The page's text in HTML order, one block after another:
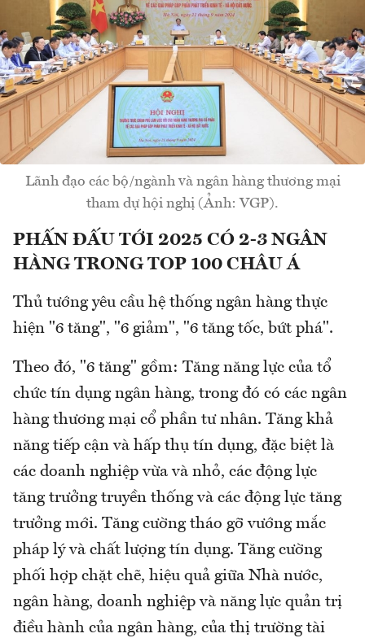
Lãnh đạo các bộ/ngành và ngân hàng thương mại
tham dự hội nghị (Ảnh: VGP).
PHẤN ĐẤU TỚI 2025 CÓ 2-3 NGÂN
HÀNG TRONG TOP 100 CHÂU Á
Thủ tướng yêu cầu hệ thống ngân hàng thực
hiện "6 tăng", "6 giảm", "6 tăng tốc, bứt phá".
Theo đó, "6 tăng" gồm: Tăng năng lực của tổ
chức tín dụng ngân hàng, trong đó có các ngân
hàng thương mại cổ phần tư nhân. Tăng khả
năng tiếp cận và hấp thụ tín dụng, đặc biệt là
các doanh nghiệp vừa và nhỏ, các động lực
tăng trưởng truyền thống và các động lực tăng
trưởng mới. Tăng cường tháo gỡ vướng mắc
pháp lý và chất lượng tín dụng. Tăng cường
phối hợp chặt chẽ, hiệu quả giữa Nhà nước,
ngân hàng, doanh nghiệp và năng lực quản trị
điều hành của ngân hàng, của thị trường tài